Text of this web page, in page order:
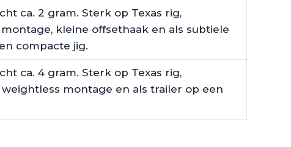
ca. 2 gram. Sterk op Texas rig,
kleine offsethaak en als subtiele
compacte jig.
ca. 4 gram. Sterk op Texas rig,
weightless montage en als trailer op een